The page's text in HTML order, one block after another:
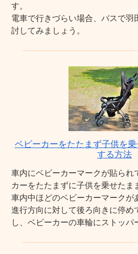
す。
電車で行きづらい場合、バスで羽
討してみましょう。
ベビーカーをたたまず子供を
する方法
車内にベビーカーマークが貼られ
カーをたたまずに子供を乗せたま
車内中ほどのベビーカーマークが
進行方向に対して後ろ向きに停め
し、ベビーカーの車輪にストッパ